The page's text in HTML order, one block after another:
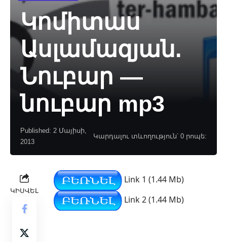
Կոմիտաս
Ասլամազյան.
Նուբար —
նուբար mp3
Published: 2 Մայիսի,
2013
Կարդալու տևողություն՝ 0 րոպե:
ԿԻՍՎԵԼ
Link 1 (1.44 Mb)
Link 2 (1.44 Mb)